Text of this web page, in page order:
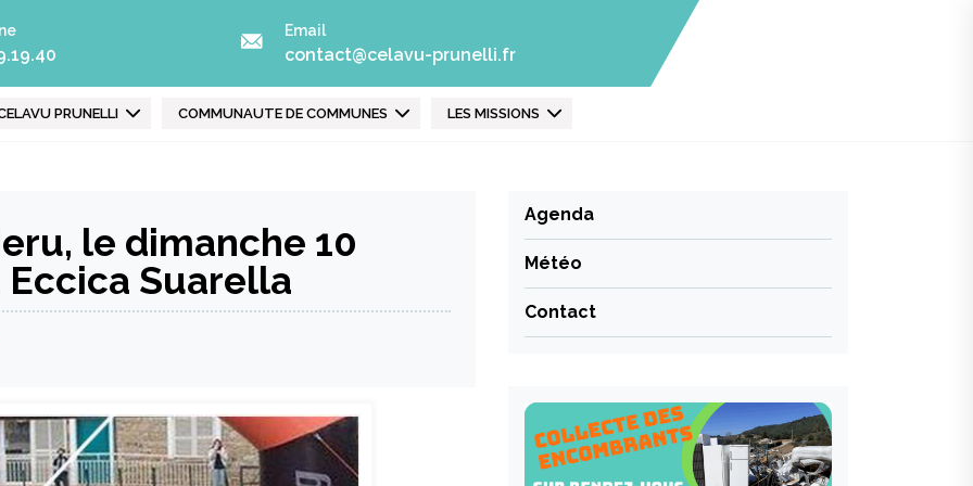
Email
contact@celavu-prunelli.fr
PRUNELLI COMMUNAUTE DE COMMUNES LES MISSIONS
le dimanche 10
Suarella
Agenda
Météo
Contact